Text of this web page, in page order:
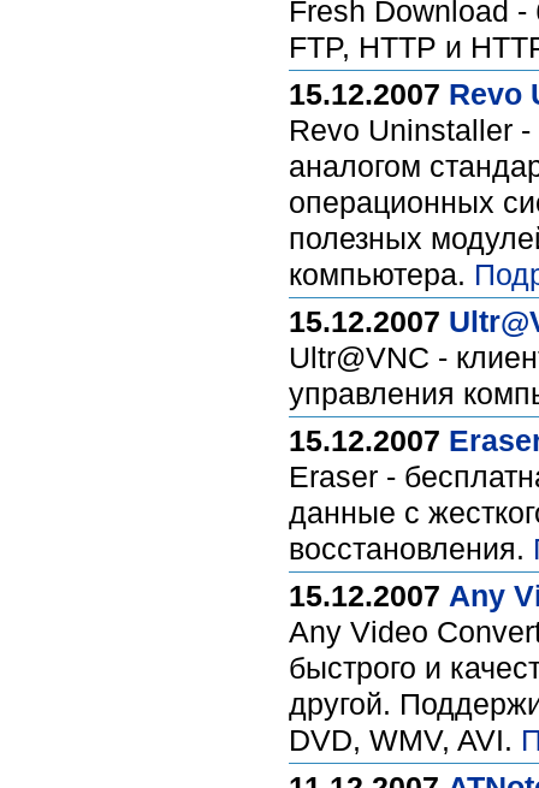
Fresh Download
FTP, HTTP и
15.12.2007 Revo
Revo Uninstaller -
аналогом
операционных
полезных
компьютера.
15.12.2007
Ultr@VNC -
управления
15.12.2007
Eraser -
данные с
восстановления.
15.12.2007 Any
Any Video
быстрого и
другой.
DVD, WMV, AVI.